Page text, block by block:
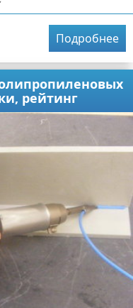
Подробнее
рейтинг